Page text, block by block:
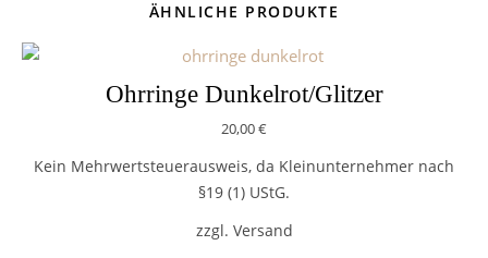
ÄHNLICHE PRODUKTE
Ohrringe Dunkelrot/Glitzer
20,00€
Kein Mehrwertsteuerausweis, da Kleinunternehmer nach
§19 (1) UStG.
zzgl. Versand